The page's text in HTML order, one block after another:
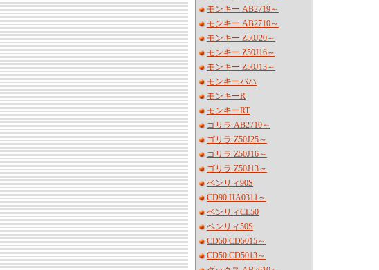
モンキー AB2719～
モンキー AB2710～
モンキー Z50J20～
モンキー Z50J16～
モンキー Z50J13～
モンキーバハ
モンキーR
モンキーRT
ゴリラ AB2710～
ゴリラ Z50J25～
ゴリラ Z50J16～
ゴリラ Z50J13～
ベンリィ90S
CD90 HA0311～
ベンリィCL50
ベンリィ50S
CD50 CD5015～
CD50 CD5013～